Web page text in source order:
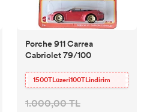
Porche 911 Carrea
Cabriolet 79/100
1500TLüzeri100TLindirim
1.000,00 TL